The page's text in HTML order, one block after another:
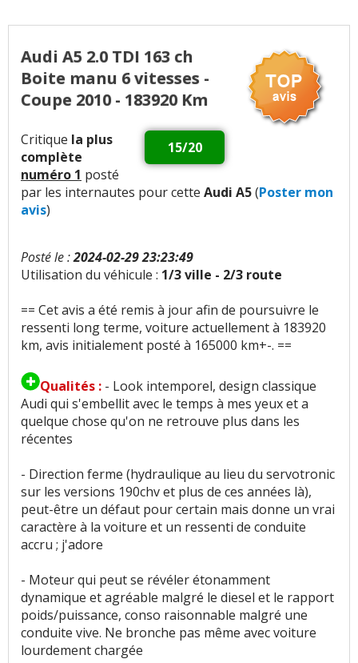
Confort global : 70aiment n'aiment pas
Confort des sièges:3 aiment n'aiment pas
Insonorisation et bruit perçu
n'aiment pas
Bruit roulement/pneu:5n'aiment pas
Bruits parasites:2aiment3
n'aiment pas
Vieillissement des plastiques: 1aime
pas
Sensibilité plastique:3 n'aiment pas
Qualité des assemblages
Présentation intérieure: 2aiment
Qualité son/autoradio:3aiment 2n'aiment
pas
Modularité:1aime
Habitabilité:5aiment 14n'aiment pas
Hauteur de toit:1n'aime pas
Audi A5 2.0 TDI 163 ch
Boite manu 6 vitesses -
Coupe 2010 - 183920 Km
15/20
Critique la plus
complète
numéro 1 posté
par les internautes pour cette Audi A5(Poster mon
avis)
Posté le :2024-02-29 23:23:49
Utilisation du véhicule : 1/3 ville - 2/3 route
== Cet avis a été remis à jour afin de poursuivre le
ressenti long terme, voiture actuellement à 183920
km, avis initialement posté à 165000 km+-. ==
Qualités : - Look intemporel, design classique
Audi qui s'embellit avec le temps à mes yeux et a
quelque chose qu'on ne retrouve plus dans les
récentes
- Direction ferme (hydraulique au lieu du servotronic
sur les versions 190chv et plus de ces années là),
peut-être un défaut pour certain mais donne un vrai
caractère à la voiture et un ressenti de conduite
accru ; j'adore
- Moteur qui peut se révéler étonamment
dynamique et agréable malgré le diesel et le rapport
poids/puissance, conso raisonnable malgré une
conduite vive. Ne bronche pas même avec voiture
lourdement chargée